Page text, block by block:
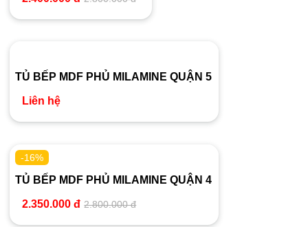
TỦ BẾP MDF PHỦ MILAMINE QUẬN 5
Liên hệ
-16%
TỦ BẾP MDF PHỦ MILAMINE QUẬN 4
2.350.000 đ 2.800.000 đ